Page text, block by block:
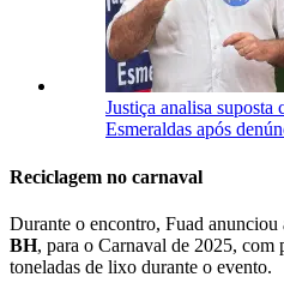
Justiça analisa suposta
Esmeraldas após
Reciclagem no carnaval
Durante o encontro, Fuad
BH, para o Carnaval de 2025, com
toneladas de lixo durante o evento.